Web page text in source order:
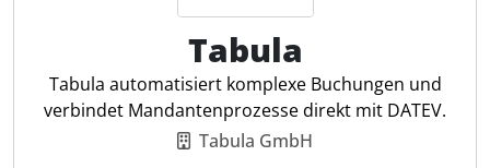
E-Rechnungserstellung
Datenarchivierung
Automat. Belegverarbeitung
Zahlungsdaten-Export
Tabula
Tabula automatisiert komplexe Buchungen und
verbindet Mandantenprozesse direkt mit DATEV.
Tabula GmbH